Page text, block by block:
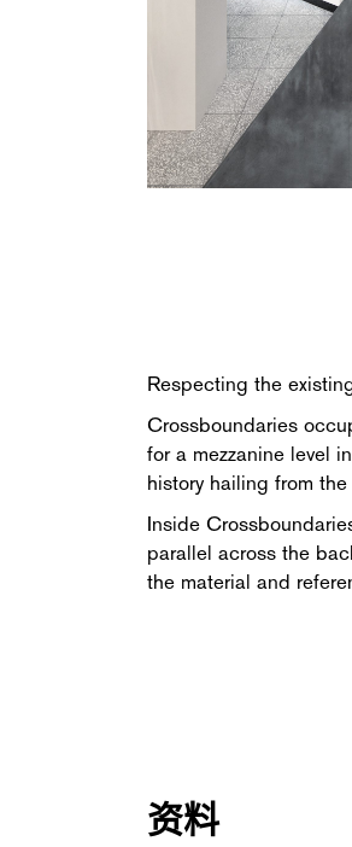
Respecting the
Crossboundaries
for a mezzanine level
history hailing from
Inside
parallel across the
the material and
资料